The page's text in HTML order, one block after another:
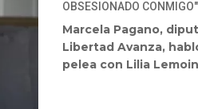
OBSESIONADO CONMIGO"
Marcela Pagano,
Libertad Avanza,
pelea con Lilia